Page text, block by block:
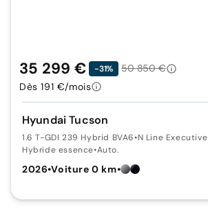
Hyundai Tucson
1.6 T-GDI 239 Hybrid BVA6•N Line Executive
Hybride essence•Auto.
2026•Voiture 0 km•
35 299 € -31%
50 850 €
Dès 191 €/mois